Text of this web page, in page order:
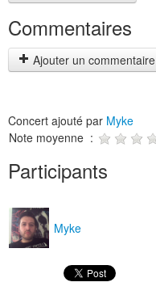
Commentaires
Ajouter un commentaire
Concert ajouté par Myke
Note moyenne :
Participants
Myke